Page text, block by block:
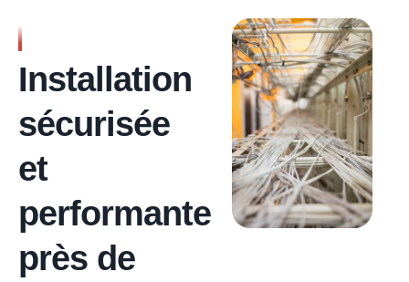
Installation
sécurisée
et
performante
près de